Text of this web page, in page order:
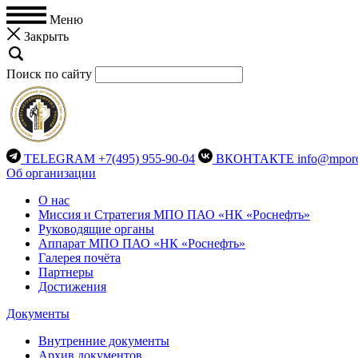
Меню
Закрыть
Поиск по сайту
TELEGRAM +7(495) 955-90-04 ВКОНТАКТЕ
Об организации
О нас
Миссия и Стратегия МПО ПАО «НК «Роснефть»
Руководящие органы
Аппарат МПО ПАО «НК «Роснефть»
Галерея почёта
Партнеры
Достижения
Документы
Внутренние документы
Архив документов